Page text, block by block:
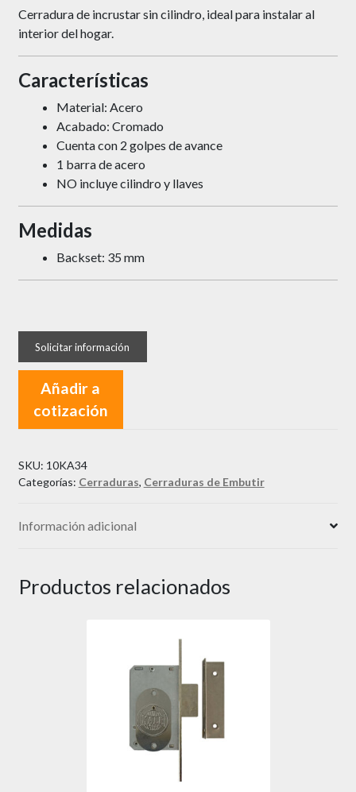
Cerradura de incrustar sin cilindro, ideal para instalar al
interior del hogar.
Características
Material: Acero
Acabado: Cromado
Cuenta con 2 golpes de avance
1 barra de acero
NO incluye cilindro y llaves
Medidas
Backset: 35 mm
Añadir a
cotización
SKU: 10KA34
Categorías: Cerraduras, Cerraduras de Embutir
Información adicional
Productos relacionados